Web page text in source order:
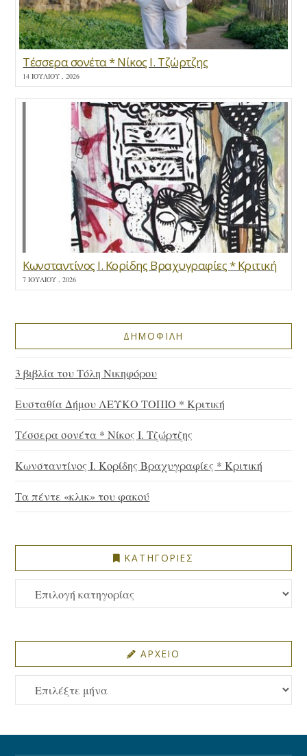
Τέσσερα σονέτα * Νίκος Ι. Τζώρτζης
14 ΙΟΥΛΊΟΥ , 2026
Κωνσταντίνος Ι. Κορίδης Βραχυγραφίες * Κριτική
7 ΙΟΥΛΊΟΥ , 2026
ΔΗΜΟΦΙΛΗ
3 βιβλία του Τόλη Νικηφόρου
Ευσταθία Δήμου ΛΕΥΚΟ ΤΟΠΙΟ * Κριτική
Τέσσερα σονέτα * Νίκος Ι. Τζώρτζης
Κωνσταντίνος Ι. Κορίδης Βραχυγραφίες * Κριτική
Τα πέντε «κλικ» του φακού
ΚΑΤΗΓΟΡΙΕΣ
ΚΑΤΗΓΟΡΙΕΣ
ΑΡΧΕΙΟ
ΑΡΧΕΙΟ